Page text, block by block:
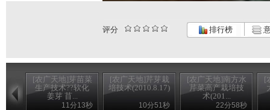
评分 排行榜
[农广天地]芽苗菜
生产技术??软化
姜芽 苜...
11分13秒
[农广天地]芹芽栽
培技术(2010.8.17)
10分51秒
[农广天地]南方水
芹菜高产栽培技
术(201...
22分58秒
[